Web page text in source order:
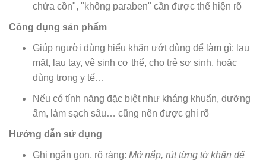
chứa cồn", "không paraben" cần được thể hiện rõ
Công dụng sản phẩm
Giúp người dùng hiểu khăn ướt dùng để làm gì: lau
mặt, lau tay, vệ sinh cơ thể, cho trẻ sơ sinh, hoặc
dùng trong y tế…
Nếu có tính năng đặc biệt như kháng khuẩn, dưỡng
ẩm, làm sạch sâu… cũng nên được ghi rõ
Hướng dẫn sử dụng
Ghi ngắn gọn, rõ ràng: Mở nắp, rút từng tờ khăn để